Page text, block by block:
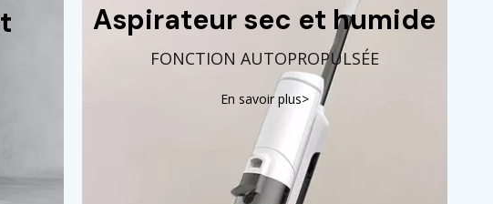
Aspirateur sec et humide
FONCTION AUTOPROPULSÉE
En savoir plus>